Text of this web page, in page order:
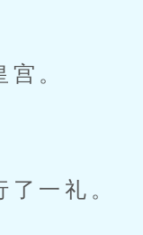
。
一礼。